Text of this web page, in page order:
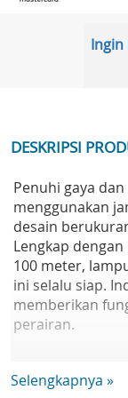
Ingin
DESKRIPSI
Penuhi gaya
menggunakan
desain
Lengkap
100 meter,
ini selalu siap.
memberikan
perairan.
Bobot: 58 g
Selengkapnya »